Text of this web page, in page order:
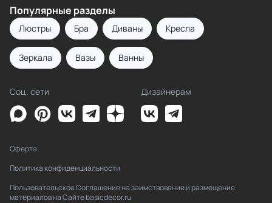
Популярные разделы
Люстры Бра Диваны Кресла
Зеркала Вазы Ванны
Соц. сети Дизайнерам
Оферта
Политика конфиденциальности
Пользовательское Соглашение на заимствование и размещение
материалов на Сайте basicdecor.ru